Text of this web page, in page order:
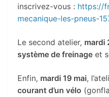
inscrivez-vous : https://
mecanique-les-pneus-
Le second atelier, mardi
système de freinage et
Enfin, mardi 19 mai,
courant d’un vélo